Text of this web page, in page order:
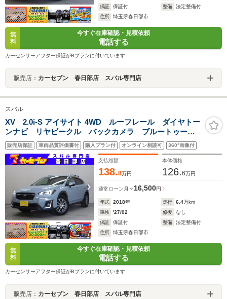
保証
保証付 整備
法定整備付
住所
埼玉県春日部市
無
料
今すぐ在庫確認・見積依頼
電話する
カーセンサーアフター保証がBプランに付いています
販売店： カーセブン 春日部店 スバル専門店
スバル
XV 2.0i-S アイサイト 4WD ルーフレール ダイヤトー
ンナビ リヤビークル バックカメラ ブルートゥース
オーディオ フルセグTV アダプティブクルーズ ドラ
レコ パワーシート スマートキー ETC LEDヘッド
ライト ハーフレザーシート
販売店保証 車両品質評価書付 購入プラン付 オンライン相談可 360°画像付
支払総額
138.8万円
本体価格
126.6万円
通常ローン 月々16,500円
年式 2018年 走行 6.4万km
車検
'27/02 修復
なし
保証
保証付 整備
法定整備付
住所
埼玉県春日部市
無
料
今すぐ在庫確認・見積依頼
電話する
カーセンサーアフター保証がBプランに付いています
販売店： カーセブン 春日部店 スバル専門店